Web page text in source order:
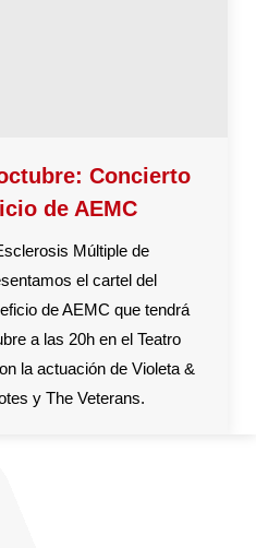
Concierto
de AEMC
Múltiple de
el cartel del
de AEMC que tendrá
a las 20h en el Teatro
la actuación de Violeta &
y The Veterans.